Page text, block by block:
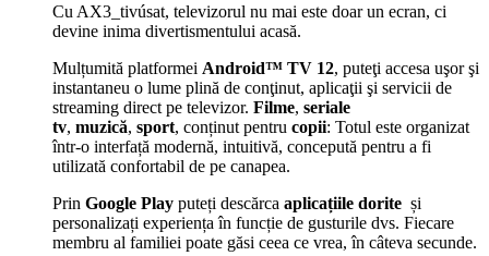
Cu AX3_tivúsat, televizorul nu mai este doar un ecran, ci
devine inima divertismentului acasă.
Mulțumită platformei Android™ TV 12, puteţi accesa uşor şi
instantaneu o lume plină de conţinut, aplicaţii şi servicii de
streaming direct pe televizor. Filme, seriale
tv, muzică, sport, conținut pentru copii: Totul este organizat
într-o interfață modernă, intuitivă, concepută pentru a fi
utilizată confortabil de pe canapea.
Prin Google Play puteți descărca aplicațiile dorite și
personalizați experiența în funcție de gusturile dvs. Fiecare
membru al familiei poate găsi ceea ce vrea, în câteva secunde.